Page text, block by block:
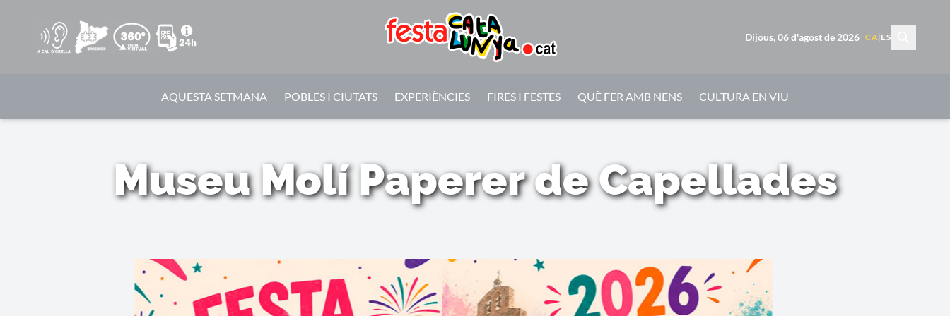
Dijous, 06 d'agost de 2026 CA| ES
AQUESTA SETMANA POBLES I CIUTATS EXPERIÈNCIES FIRES I FESTES QUÈ FER AMB NENS CULTURA EN VIU
Museu Molí Paperer de Capellades